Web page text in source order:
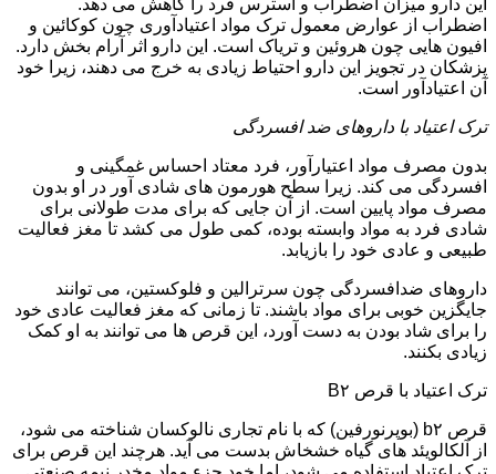
این دارو میزان اضطراب و استرس فرد را کاهش می دهد.
اضطراب از عوارض معمول ترک مواد اعتیادآوری چون کوکائین و
افیون هایی چون هروئین و تریاک است. این دارو اثر آرام بخش دارد.
پزشکان در تجویز این دارو احتیاط زیادی به خرج می دهند، زیرا خود
آن اعتیادآور است.
ترک اعتیاد با داروهای ضد افسردگی
بدون مصرف مواد اعتیارآور، فرد معتاد احساس غمگینی و
افسردگی می کند. زیرا سطح هورمون های شادی آور در او بدون
مصرف مواد پایین است. از آن جایی که برای مدت طولانی برای
شادی فرد به مواد وابسته بوده، کمی طول می کشد تا مغز فعالیت
طبیعی و عادی خود را بازیابد.
داروهای ضدافسردگی چون سرترالین و فلوکستین، می توانند
جایگزین خوبی برای مواد باشند. تا زمانی که مغز فعالیت عادی خود
را برای شاد بودن به دست آورد، این قرص ها می توانند به او کمک
زیادی بکنند.
ترک اعتیاد با قرص B۲
قرص b۲ (بوپرنورفین) که با نام تجاری نالوکسان شناخته می شود،
از آلکالویئد های گیاه خشخاش بدست می آید. هرچند این قرص برای